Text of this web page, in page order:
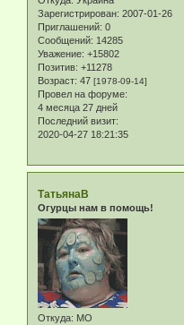
Зарегистрирован: 2007-01-26
Приглашений: 0
Сообщений: 14285
Уважение: +15802
Позитив: +11278
Возраст: 47 [1978-09-14]
Провел на форуме:
4 месяца 27 дней
Последний визит:
2020-04-27 18:21:35
ТатьянаВ
Огурцы нам в помощь!
Откуда: МО